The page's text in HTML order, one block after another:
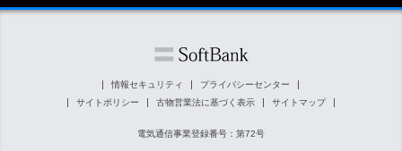
ESGの主な取り組み
外部評価・イニシアチブ
情報セキュリティ
プライバシーセンター
サイトポリシー
古物営業法に基づく表示 サイトマップ
電気通信事業登録番号：第72号